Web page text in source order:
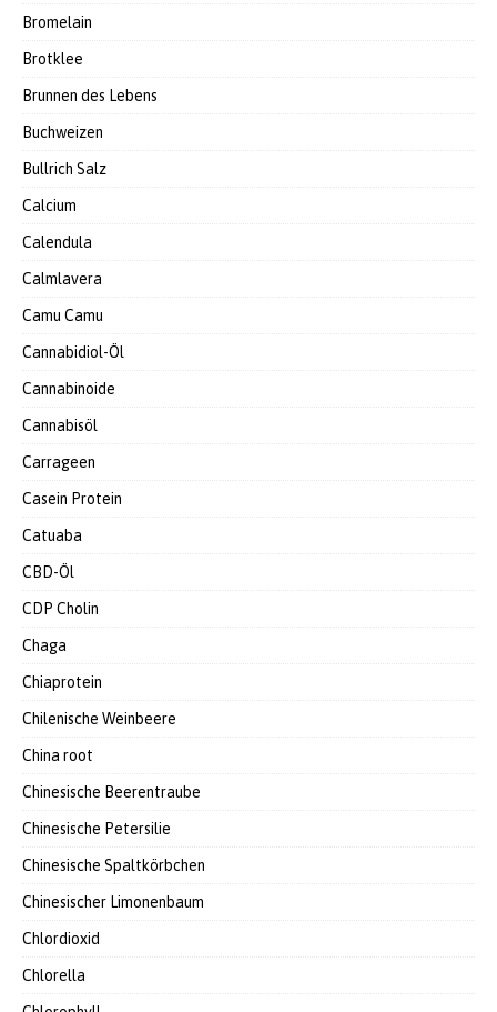
Bromelain
Brotklee
Brunnen des Lebens
Buchweizen
Bullrich Salz
Calcium
Calendula
Calmlavera
Camu Camu
Cannabidiol-Öl
Cannabinoide
Cannabisöl
Carrageen
Casein Protein
Catuaba
CBD-Öl
CDP Cholin
Chaga
Chiaprotein
Chilenische Weinbeere
China root
Chinesische Beerentraube
Chinesische Petersilie
Chinesische Spaltkörbchen
Chinesischer Limonenbaum
Chlordioxid
Chlorella